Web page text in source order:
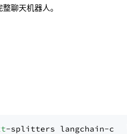
聊天机器人。